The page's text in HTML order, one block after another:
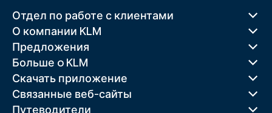
Отдел по работе с клиентами
О компании KLM
Предложения
Больше o KLM
Скачать приложение
Связанные веб-сайты
Путеводители